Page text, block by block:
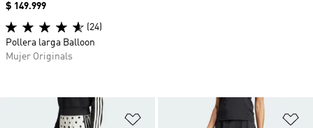
Añadir a la lista de deseos
Precio
$ 149.999
(24)
Pollera larga Balloon
Mujer Originals